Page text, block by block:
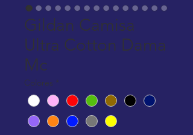
Gildan Camisa
Ultra Cotton Dama
Mc
Colores *